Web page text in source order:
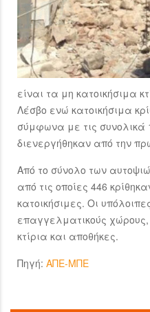
είναι τα μη κατοικήσιμα
Λέσβο ενώ κατοικήσιμα
σύμφωνα με τις συνολικά
διενεργήθηκαν από την
Από το σύνολο των
από τις οποίες 446
κατοικήσιμες. Οι
επαγγελματικούς
κτίρια και αποθήκες.
Πηγή: ΑΠΕ-ΜΠΕ